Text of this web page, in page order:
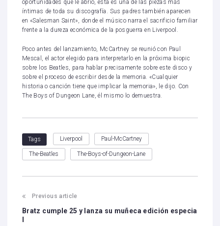
oportunidades que le abrió, esta es una de las piezas más
íntimas de toda su discografía. Sus padres también aparecen
en «Salesman Saint», donde el músico narra el sacrificio familiar
frente a la dureza económica de la posguerra en Liverpool.
Poco antes del lanzamiento, McCartney se reunió con Paul
Mescal, el actor elegido para interpretarlo en la próxima biopic
sobre los Beatles, para hablar precisamente sobre este disco y
sobre el proceso de escribir desde la memoria. «Cualquier
historia o canción tiene que implicar la memoria», le dijo. Con
The Boys of Dungeon Lane, él mismo lo demuestra.
Tags Liverpool Paul-McCartney
The-Beatles The-Boys-of-Dungeon-Lane
Previous article
Bratz cumple 25 y lanza su muñeca edición especia